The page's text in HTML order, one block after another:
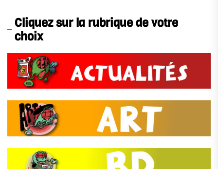
Cliquez sur la rubrique de votre
choix